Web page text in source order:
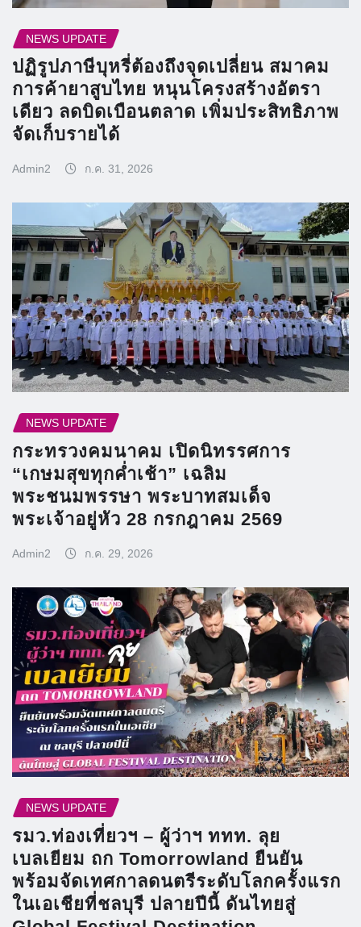
NEWS UPDATE
ปฏิรูปภาษีบุหรี่ต้องถึงจุดเปลี่ยน สมาคม
การค้ายาสูบไทย หนุนโครงสร้างอัตรา
เดียว ลดบิดเบือนตลาด เพิ่มประสิทธิภาพ
จัดเก็บรายได้
Admin2 ก.ค. 31, 2026
NEWS UPDATE
กระทรวงคมนาคม เปิดนิทรรศการ
“เกษมสุขทุกค่ำเช้า” เฉลิม
พระชนมพรรษา พระบาทสมเด็จ
พระเจ้าอยู่หัว 28 กรกฎาคม 2569
Admin2 ก.ค. 29, 2026
NEWS UPDATE
รมว.ท่องเที่ยวฯ – ผู้ว่าฯ ททท. ลุย
เบลเยียม ถก Tomorrowland ยืนยัน
พร้อมจัดเทศกาลดนตรีระดับโลกครั้งแรก
ในเอเชียที่ชลบุรี ปลายปีนี้ ดันไทยสู่